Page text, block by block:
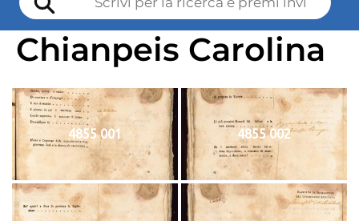
Chianpeis Carolina
4855 001 4855 002